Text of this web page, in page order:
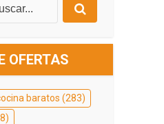
OFERTAS
baratos (283)